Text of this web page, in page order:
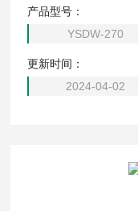
化的情况下，检验其
产品型号：
YSDW-270
更新时间：
2024-04-02